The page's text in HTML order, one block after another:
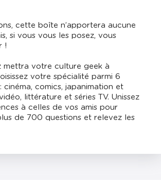
cette boîte n’apportera aucune
si vous vous les posez, vous
!
mettra votre culture geek à
votre spécialité parmi 6
cinéma, comics, japanimation et
littérature et séries TV. Unissez
à celles de vos amis pour
de 700 questions et relevez les